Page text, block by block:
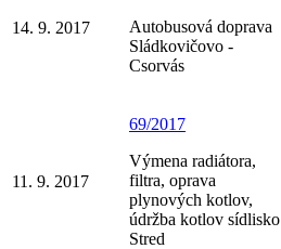
14. 9. 2017
Autobusová doprava
Sládkovičovo -
Csorvás
11. 9. 2017
69/2017
Výmena radiátora,
filtra, oprava
plynových kotlov,
údržba kotlov sídlisko
Stred